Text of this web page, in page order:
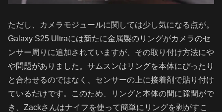
ただし、カメラモジュールに関しては少し気になる点が。
Galaxy S25 Ultraには新たに金属製のリングがカメラのセ
ンサー周りに追加されていますが、その取り付け方法にや
や問題がありました。サムスンはリングを本体にぴったり
と合わせるのではなく、センサーの上に接着剤で貼り付け
ているだけです。このため、リングと本体の間に隙間がで
き、Zackさんはナイフを使って簡単にリングを剥がすこ